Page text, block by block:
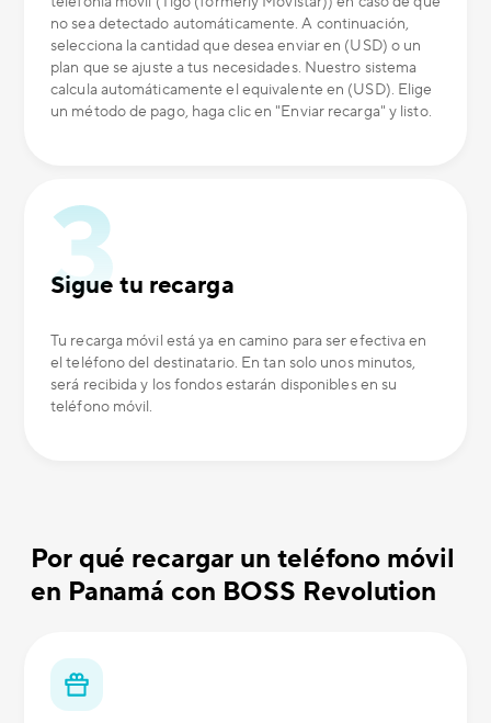
no sea detectado automáticamente. A continuación,
selecciona la cantidad que desea enviar en (USD) o un
plan que se ajuste a tus necesidades. Nuestro sistema
calcula automáticamente el equivalente en (USD). Elige
un método de pago, haga clic en "Enviar recarga" y listo.
Sigue tu recarga
Tu recarga móvil está ya en camino para ser efectiva en
el teléfono del destinatario. En tan solo unos minutos,
será recibida y los fondos estarán disponibles en su
teléfono móvil.
Por qué recargar un teléfono móvil
en Panamá con BOSS Revolution